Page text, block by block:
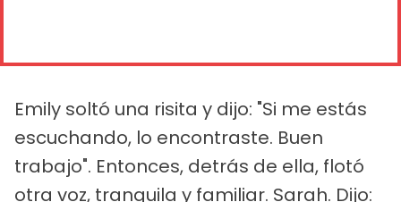
Emily soltó una risita y dijo: "Si me estás
escuchando, lo encontraste. Buen
trabajo". Entonces, detrás de ella, flotó
otra voz, tranquila y familiar. Sarah. Dijo: